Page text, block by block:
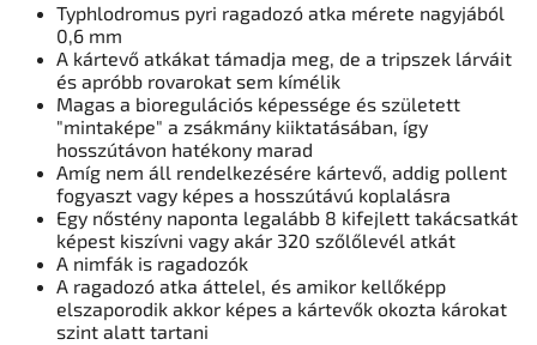
Typhlodromus pyri ragadozó atka mérete nagyjából
0,6 mm
A kártevő atkákat támadja meg, de a tripszek lárváit
és apróbb rovarokat sem kímélik
Magas a bioregulációs képessége és született
"mintaképe" a zsákmány kiiktatásában, így
hosszútávon hatékony marad
Amíg nem áll rendelkezésére kártevő, addig pollent
fogyaszt vagy képes a hosszútávú koplalásra
Egy nőstény naponta legalább 8 kifejlett takácsatkát
képest kiszívni vagy akár 320 szőlőlevél atkát
A nimfák is ragadozók
A ragadozó atka áttelel, és amikor kellőképp
elszaporodik akkor képes a kártevők okozta károkat
szint alatt tartani